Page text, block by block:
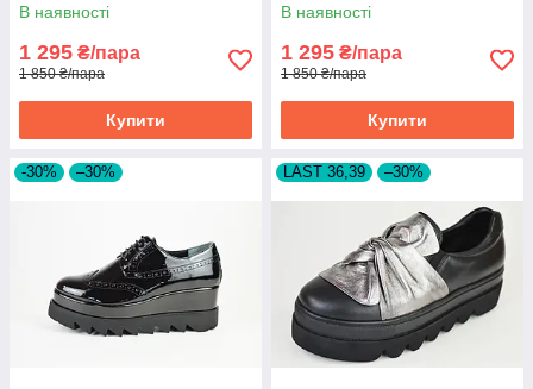
В наявності
1 295 ₴/пара
1 850 ₴/пара
Купити
В наявності
1 295 ₴/пара
1 850 ₴/пара
Купити
-30% –30% LAST 36,39 –30%